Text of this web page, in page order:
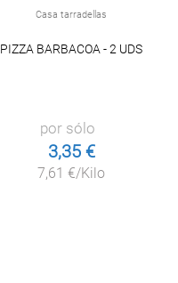
Casa tarradellas
PIZZA BARBACOA - 2 UDS
por sólo
3,35 €
7,61 €/Kilo